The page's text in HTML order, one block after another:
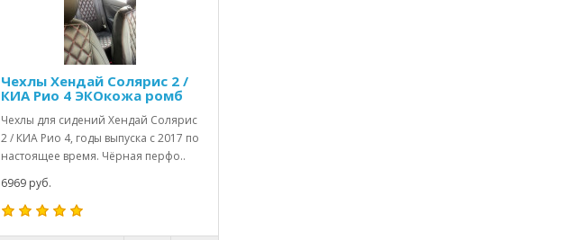
Чехлы Хендай Солярис 2 /
КИА Рио 4 ЭКОкожа ромб
Чехлы для сидений Хендай Солярис
2 / КИА Рио 4, годы выпуска с 2017 по
настоящее время. Чёрная перфо..
6969 руб.